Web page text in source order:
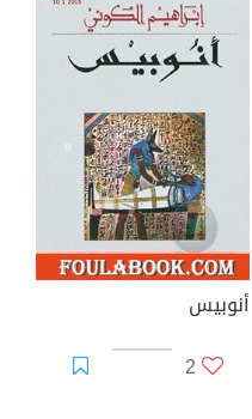
أنوبيس
2